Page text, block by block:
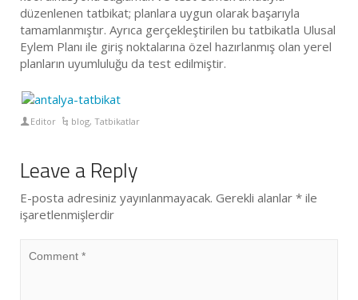
düzenlenen tatbikat; planlara uygun olarak başarıyla
tamamlanmıştır. Ayrıca gerçekleştirilen bu tatbikatla Ulusal
Eylem Planı ile giriş noktalarına özel hazırlanmış olan yerel
planların uyumluluğu da test edilmiştir.
Editor blog,Tatbikatlar
Leave a Reply
E-posta adresiniz yayınlanmayacak. Gerekli alanlar * ile
işaretlenmişlerdir